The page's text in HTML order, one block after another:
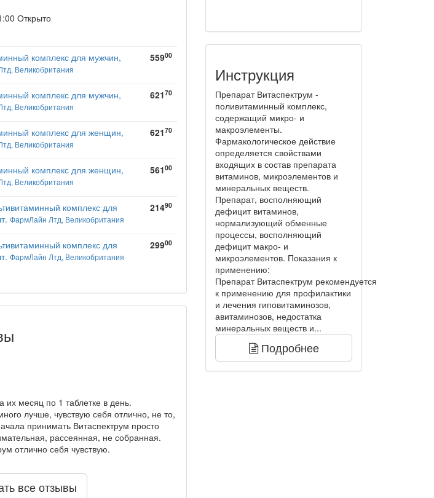
Открыто
комплекс для мужчин,
Великобритания
55900
комплекс для мужчин,
Великобритания
62170
комплекс для женщин,
Великобритания
62170
комплекс для женщин,
Великобритания
56100
комплекс для
ФармЛайн Лтд, Великобритания
21490
комплекс для
ФармЛайн Лтд, Великобритания
29900
месяц по 1 таблетке в день.
лучше, чувствую себя отлично, не то,
принимать Витаспектрум просто
рассеянная, не собранная.
отлично себя чувствую.
все отзывы
Инструкция
Препарат Витаспектрум -
поливитаминный комплекс,
содержащий микро- и
макроэлементы.
Фармакологическое действие
определяется свойствами
входящих в состав препарата
витаминов, микроэлементов и
минеральных веществ.
Препарат, восполняющий
дефицит витаминов,
нормализующий обменные
процессы, восполняющий
дефицит макро- и
микроэлементов. Показания к
применению:
Препарат Витаспектрум рекомендуется
к применению для профилактики
и лечения гиповитаминозов,
авитаминозов, недостатка
минеральных веществ и...
Подробнее